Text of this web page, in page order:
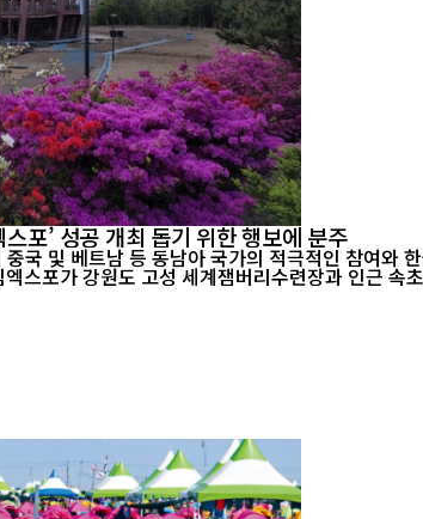
포’ 성공 개최 돕기 위한 행보에 분주
국 및 베트남 등 동남아 국가의 적극적인 참여와
. 2023강원세계산림엑스포가 강원도 고성 세계잼버리수